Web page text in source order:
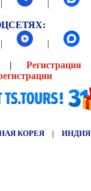
|
|
Регистрация
КОРЕЯ | ИНДИЯ